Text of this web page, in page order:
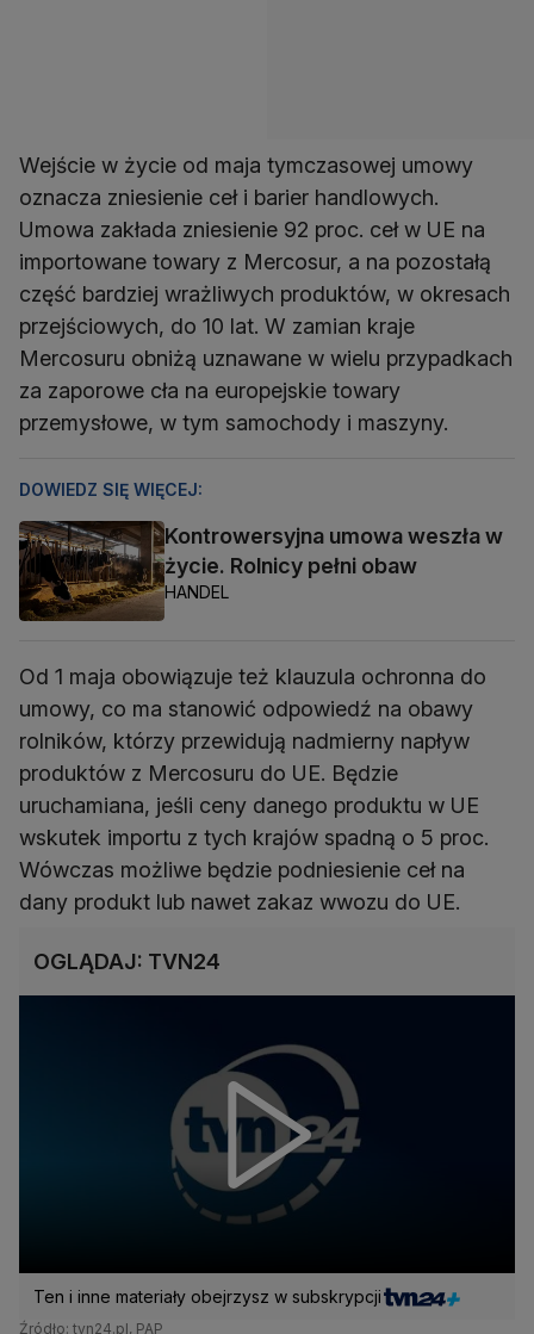
Wejście w życie od maja tymczasowej umowy
oznacza zniesienie ceł i barier handlowych.
Umowa zakłada zniesienie 92 proc. ceł w UE na
importowane towary z Mercosur, a na pozostałą
część bardziej wrażliwych produktów, w okresach
przejściowych, do 10 lat. W zamian kraje
Mercosuru obniżą uznawane w wielu przypadkach
za zaporowe cła na europejskie towary
przemysłowe, w tym samochody i maszyny.
DOWIEDZ SIĘ WIĘCEJ:
Kontrowersyjna umowa weszła w
życie. Rolnicy pełni obaw
HANDEL
Od 1 maja obowiązuje też klauzula ochronna do
umowy, co ma stanowić odpowiedź na obawy
rolników, którzy przewidują nadmierny napływ
produktów z Mercosuru do UE. Będzie
uruchamiana, jeśli ceny danego produktu w UE
wskutek importu z tych krajów spadną o 5 proc.
Wówczas możliwe będzie podniesienie ceł na
dany produkt lub nawet zakaz wwozu do UE.
OGLĄDAJ: TVN24
Ten i inne materiały obejrzysz w subskrypcji
Źródło: tvn24.pl, PAP